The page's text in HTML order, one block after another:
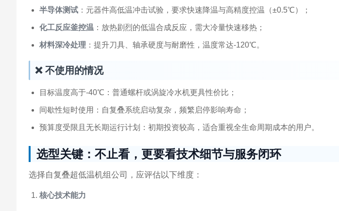
半导体测试 ：元器件高低温冲击试验，要求快速降温与高精度控温（±0.5℃）；
化工反应釜控温 ：放热剧烈的低温合成反应，需大冷量快速移热；
材料深冷处理 ：提升刀具、轴承硬度与耐磨性，温度常达-120℃。
❌ 不使用的情况
目标温度高于-40℃：普通螺杆或涡旋冷水机更具性价比；
间歇性短时使用：自复叠系统启动复杂，频繁启停影响寿命；
预算度受限且无长期运行计划：初期投资较高，适合重视全生命周期成本的用户。
选型关键：不止看，更要看技术细节与服务闭环
选择自复叠超低温机组公司，应评估以下维度：
核心技术能力